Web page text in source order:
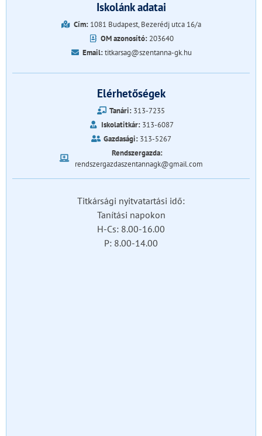
Iskolánk adatai
Cím:1081 Budapest, Bezerédj utca 16/a
OM azonosító: 203640
Email:titkarsag@szentanna-gk.hu
Elérhetőségek
Tanári: 313-7235
Iskolatitkár:313-6087
Gazdasági:313-5267
Rendszergazda:
rendszergazdaszentannagk@gmail.com
Titkársági nyitvatartási idő:
Tanítási napokon
H-Cs: 8.00-16.00
P: 8.00-14.00